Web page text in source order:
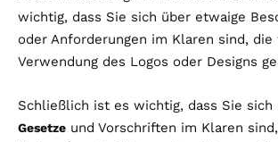
wichtig, dass Sie sich über etwaige
oder Anforderungen im Klaren sind, die
Verwendung des Logos oder Designs
Schließlich ist es wichtig, dass Sie sich
Gesetze und Vorschriften im Klaren